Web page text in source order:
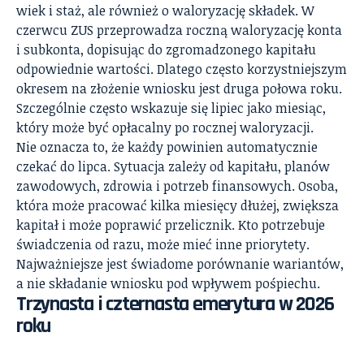
wiek i staż, ale również o waloryzację składek. W
czerwcu ZUS przeprowadza roczną waloryzację konta
i subkonta, dopisując do zgromadzonego kapitału
odpowiednie wartości. Dlatego często korzystniejszym
okresem na złożenie wniosku jest druga połowa roku.
Szczególnie często wskazuje się lipiec jako miesiąc,
który może być opłacalny po rocznej waloryzacji.
Nie oznacza to, że każdy powinien automatycznie
czekać do lipca. Sytuacja zależy od kapitału, planów
zawodowych, zdrowia i potrzeb finansowych. Osoba,
która może pracować kilka miesięcy dłużej, zwiększa
kapitał i może poprawić przelicznik. Kto potrzebuje
świadczenia od razu, może mieć inne priorytety.
Najważniejsze jest świadome porównanie wariantów,
a nie składanie wniosku pod wpływem pośpiechu.
Trzynasta i czternasta emerytura w 2026
roku